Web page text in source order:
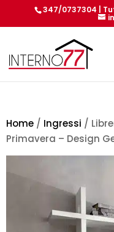
347/0737304 |
Home / Ingressi /
Primavera – Design